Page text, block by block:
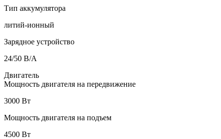
Тип аккумулятора
литий-ионный
Зарядное устройство
24/50 В/А
Двигатель
Мощность двигателя на передвижение
3000 Вт
Мощность двигателя на подъем
4500 Вт